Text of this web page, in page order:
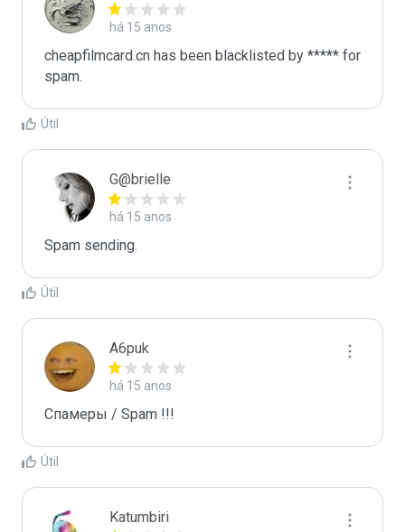
há 15 anos
cheapfilmcard.cn has been blacklisted by ***** for
spam.
Útil
G@brielle
há 15 anos
Spam sending.
Útil
A6puk
há 15 anos
Спамеры / Spam !!!
Útil
Katumbiri